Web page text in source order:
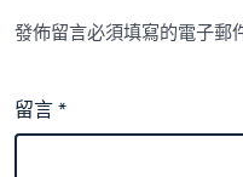
發佈留言必須填寫的電子郵
留言*